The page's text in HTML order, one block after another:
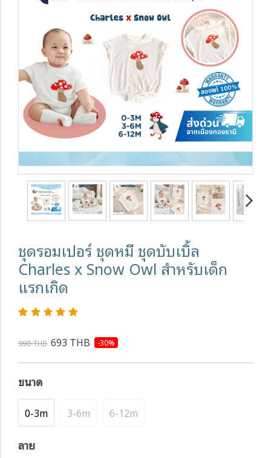
ชุดรอมเปอร์ ชุดหมี ชุดบับเบิ้ล
Charles x Snow Owl สำหรับเด็ก
แรกเกิด
990 THB 693 THB -30%
ขนาด
0-3m 3-6m 6-12m
ลาย